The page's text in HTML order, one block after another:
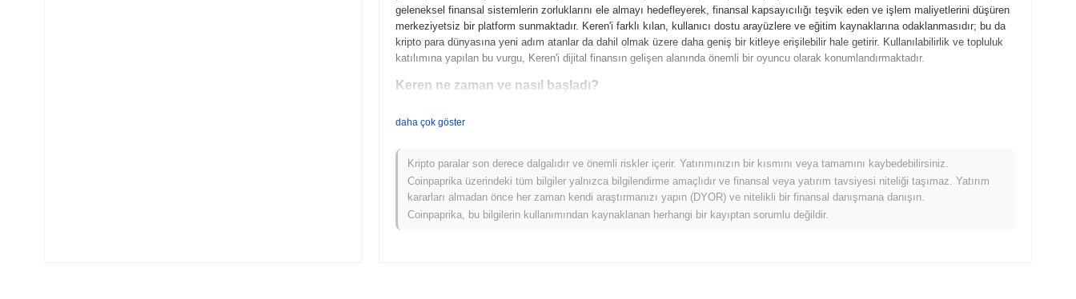
geleneksel finansal sistemlerin zorluklarını ele almayı hedefleyerek, finansal kapsayıcılığı teşvik eden ve işlem maliyetlerini düşüren
merkeziyetsiz bir platform sunmaktadır. Keren'i farklı kılan, kullanıcı dostu arayüzlere ve eğitim kaynaklarına odaklanmasıdır; bu da
kripto para dünyasına yeni adım atanlar da dahil olmak üzere daha geniş bir kitleye erişilebilir hale getirir. Kullanılabilirlik ve topluluk
katılımına yapılan bu vurgu, Keren'i dijital finansın gelişen alanında önemli bir oyuncu olarak konumlandırmaktadır.
Keren ne zaman ve nasıl başladı?
ortaya çıktı. Proje, 2021 Haziran ayında testnet'ini başlatarak geliştiricilerin ve erken benimseyenlerin özelliklerini ve işlevselliklerini
Erken geliştirme, merkeziyetsiz finans (DeFi) uygulamalarını kolaylaştıran sağlam bir ekosistem oluşturma üzerine odaklandı ve
kullanıcı erişilebilirliğini ve güvenliğini artırmayı hedefledi. Keren tokenlarının ilk dağıtımı, Ocak 2022'de gerçekleştirilen bir İlk Para
Teklifi (ICO) aracılığıyla yapıldı ve bu, devam eden geliştirme ve pazarlama çabalarını desteklemek için fon topladı. Bu temel
adımlar, Keren'in büyüme yolunu belirledi ve topluluğu ile ekosisteminin genişlemesi için zemin hazırladı.
Keren için neler geliyor?
daha çok göster
Kripto paralar son derece dalgalıdır ve önemli riskler içerir. Yatırımınızın bir kısmını veya tamamını kaybedebilirsiniz.
Coinpaprika üzerindeki tüm bilgiler yalnızca bilgilendirme amaçlıdır ve finansal veya yatırım tavsiyesi niteliği taşımaz. Yatırım
kararları almadan önce her zaman kendi araştırmanızı yapın (DYOR) ve nitelikli bir finansal danışmana danışın.
Coinpaprika, bu bilgilerin kullanımından kaynaklanan herhangi bir kayıptan sorumlu değildir.